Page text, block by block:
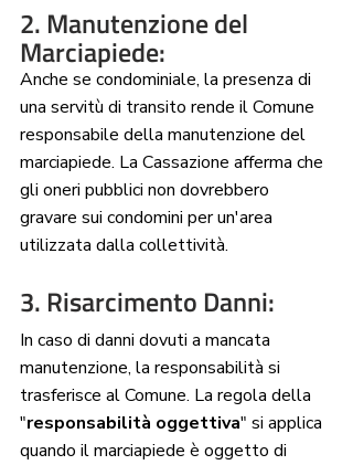
2. Manutenzione del
Marciapiede:
Anche se condominiale, la presenza di
una servitù di transito rende il Comune
responsabile della manutenzione del
marciapiede. La Cassazione afferma che
gli oneri pubblici non dovrebbero
gravare sui condomini per un'area
utilizzata dalla collettività.
3. Risarcimento Danni:
In caso di danni dovuti a mancata
manutenzione, la responsabilità si
trasferisce al Comune. La regola della
"responsabilità oggettiva" si applica
quando il marciapiede è oggetto di